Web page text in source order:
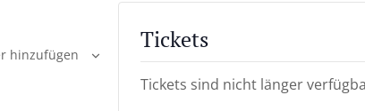
hinzufügen
Tickets
Tickets sind nicht länger